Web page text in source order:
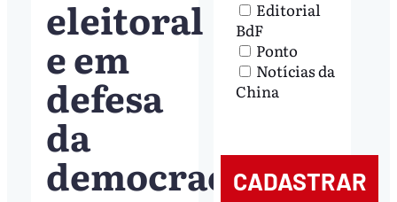
eleitoral
e em
defesa
da
democracia
Editorial
BdF
Ponto
Notícias da
China